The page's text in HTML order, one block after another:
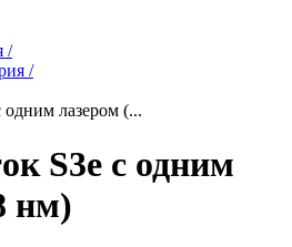
/
/
одним лазером (...
S3e с одним
нм)